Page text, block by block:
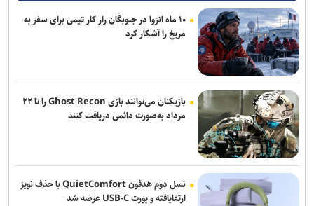
حمل و نقل و ترافیک
دانش‌آموز برتر کشور
پروژه‌های شهری که طی یک ماه و نیم آینده به بهره‌برداری می‌رسد
رئیس قوه قضاییه: خبرنگار متعهد، هم‌سنگر رزمندگان پشت لانچر است
۱۰ بزرگراه و ۶ ورودی تهران زیر ذره‌بین قرارگاه سیمای منظر
روز خبرنگار روز پاسداشت راویان آگاهی و معماران اعتماد عمومی است
۱۰ ماه انزوا در جنوبگان راز کار تیمی برای سفر به
مریخ را آشکار کرد
بازیکنان می‌توانند بازی Ghost Recon را تا ۲۲
مرداد به‌صورت دائمی دریافت کنند
نسل دوم هدفون QuietComfort با حذف نویز
ارتقایافته و پورت USB-C عرضه شد